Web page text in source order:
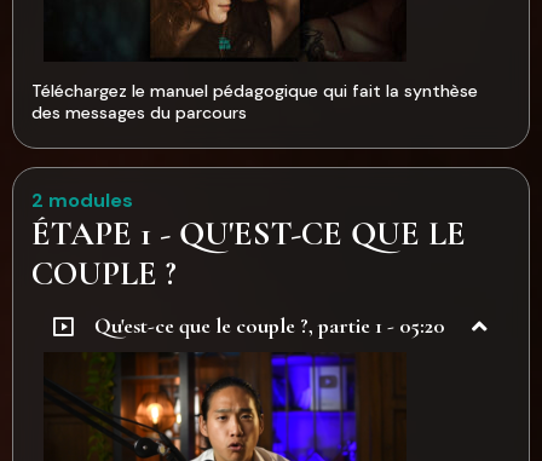
Téléchargez le manuel pédagogique qui fait la synthèse
des messages du parcours
2 modules
ÉTAPE 1 - QU'EST-CE QUE LE
COUPLE ?
Qu'est-ce que le couple ?, partie 1 - 05:20